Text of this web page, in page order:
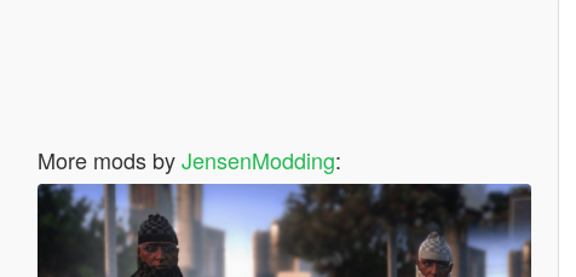
More mods byJensenModding: